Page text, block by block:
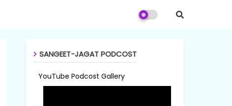
SANGEET-JAGAT PODCOST
YouTube Podcost Gallery